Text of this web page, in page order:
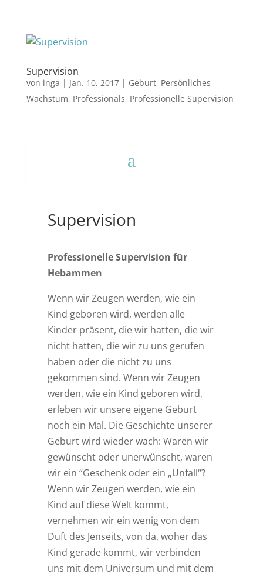
Supervision
von inga | Jan. 10, 2017| Geburt, Persönliches
Wachstum, Professionals, Professionelle Supervision
Supervision
Professionelle Supervision für
Hebammen
Wenn wir Zeugen werden, wie ein
Kind geboren wird, werden alle
Kinder präsent, die wir hatten, die wir
nicht hatten, die wir zu uns gerufen
haben oder die nicht zu uns
gekommen sind. Wenn wir Zeugen
werden, wie ein Kind geboren wird,
erleben wir unsere eigene Geburt
noch ein Mal. Die Geschichte unserer
Geburt wird wieder wach: Waren wir
gewünscht oder unerwünscht, waren
wir ein “Geschenk oder ein „Unfall“?
Wenn wir Zeugen werden, wie ein
Kind auf diese Welt kommt,
vernehmen wir ein wenig von dem
Duft des Jenseits, von da, woher das
Kind gerade kommt, wir verbinden
uns mit dem Universum und mit dem